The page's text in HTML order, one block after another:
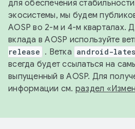
для обеспечения
экосистемы, мы будем
AOSP во 2-м и 4-м кварталах.
вклада в AOSP используйте
release . Ветка android-
всегда будет ссылаться на
выпущенный в AOSP. Для
информации см. раздел